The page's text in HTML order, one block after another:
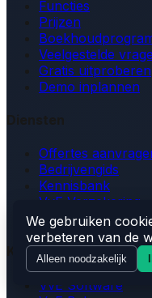
We gebruiken
verbeteren van de
Alleen noodzakelijk
Functies
Prijzen
Veelgestelde
Gratis uitproberen
Demo inplannen
Diensten
Offertes
Bedrijvengids
Kennisbank
VvE Verzekering
MJOP
Kennisbank
VvE Software